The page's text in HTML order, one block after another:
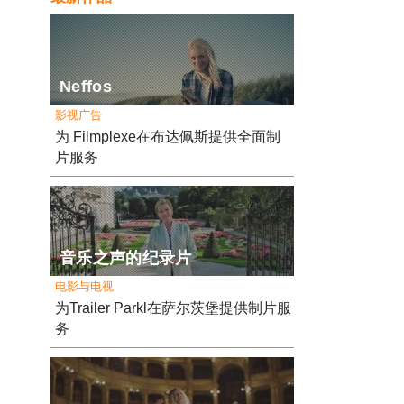
Neffos
影视广告
为 Filmplexe在布达佩斯提供全面制
片服务
音乐之声的纪录片
电影与电视
为Trailer Parkl在萨尔茨堡提供制片服
务